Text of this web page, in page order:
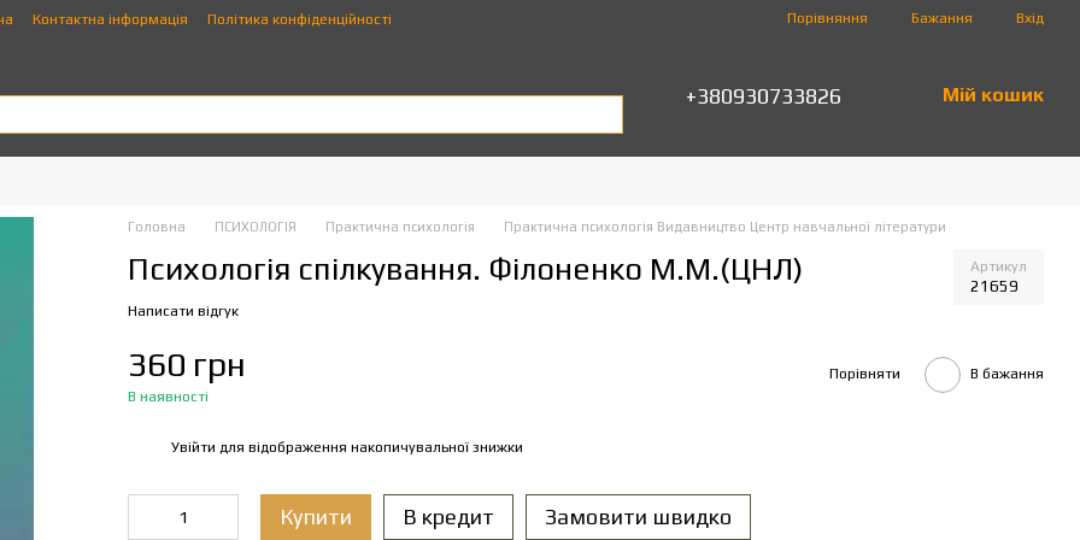
Контактна інформація Політика конфіденційності Порівняння Бажання Вхід
+380930733826 Мій кошик
Головна ПСИХОЛОГІЯ Практична психологія Практична психологія Видавництво Центр навчальної літератури
Психологія спілкування. Філоненко М.М.(ЦНЛ) Артикул
21659
Написати відгук
360 грн
В наявності
Порівняти В бажання
Увійти для відображення накопичувальної знижки
Купити В кредит Замовити швидко